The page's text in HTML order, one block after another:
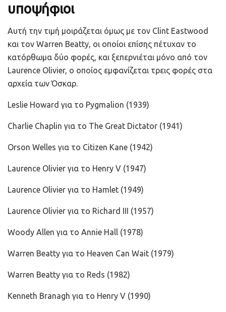
υποψήφιοι
Αυτή την τιμή μοιράζεται όμως με τον Clint Eastwood
και τον Warren Beatty, οι οποίοι επίσης πέτυχαν το
κατόρθωμα δύο φορές, και ξεπερνιέται μόνο από τον
Laurence Olivier, ο οποίος εμφανίζεται τρεις φορές στα
αρχεία των Όσκαρ.
Leslie Howard για το Pygmalion (1939)
Charlie Chaplin για το The Great Dictator (1941)
Orson Welles για το Citizen Kane (1942)
Laurence Olivier για το Henry V (1947)
Laurence Olivier για το Hamlet (1949)
Laurence Olivier για το Richard III (1957)
Woody Allen για το Annie Hall (1978)
Warren Beatty για το Heaven Can Wait (1979)
Warren Beatty για το Reds (1982)
Kenneth Branagh για το Henry V (1990)